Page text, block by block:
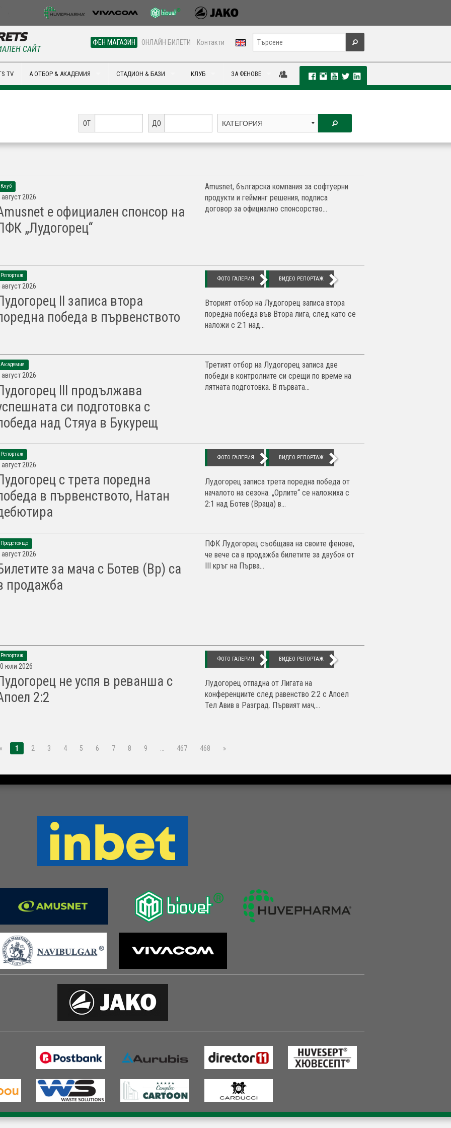
ФЕН МАГАЗИН ОНЛАЙН БИЛЕТИ Контакти
САЙТ
TV А ОТБОР & АКАДЕМИЯ СТАДИОН & БАЗИ КЛУБ ЗА ФЕНОВЕ
ОТ ДО
Клуб
август 2026
е официален спонсор на
„Лудогорец“
Amusnet, българска компания за софтуерни
продукти и гейминг решения, подписа
договор за официално спонсорство...
Репортаж
август 2026
II записа втора
победа в първенството
ФОТО ГАЛЕРИЯ ВИДЕО РЕПОРТАЖ
Вторият отбор на Лудогорец записа втора
поредна победа във Втора лига, след като се
наложи с 2:1 над...
Академия
август 2026
III продължава
си подготовка с
над Стяуа в Букурещ
Третият отбор на Лудогорец записа две
победи в контролните си срещи по време на
лятната подготовка. В първата...
Репортаж
август 2026
с трета поредна
в първенството, Натан
ФОТО ГАЛЕРИЯ ВИДЕО РЕПОРТАЖ
Лудогорец записа трета поредна победа от
началото на сезона. „Орлите“ се наложиха с
2:1 над Ботев (Враца) в...
Предстоящо
август 2026
за мача с Ботев (Вр) са
продажба
ПФК Лудогорец съобщава на своите фенове,
че вече са в продажба билетите за двубоя от
III кръг на Първа...
Репортаж
юли 2026
не успя в реванша с
2:2
ФОТО ГАЛЕРИЯ ВИДЕО РЕПОРТАЖ
Лудогорец отпадна от Лигата на
конференциите след равенство 2:2 с Апоел
Тел Авив в Разград. Първият мач,...
« 1 2 3 4 5 6 7 8 9 … 467 468 »